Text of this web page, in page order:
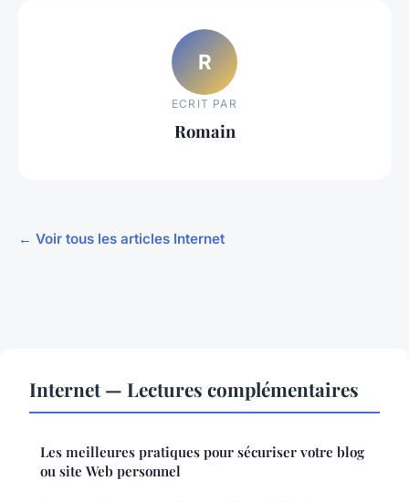
R
ECRIT PAR
Romain
← Voir tous les articles Internet
Internet — Lectures complémentaires
Les meilleures pratiques pour sécuriser votre blog
ou site Web personnel